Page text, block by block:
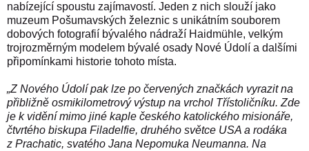
nabízející spoustu zajímavostí. Jeden z nich slouží jako
muzeum Pošumavských železnic s unikátním souborem
dobových fotografií bývalého nádraží Haidmühle, velkým
trojrozměrným modelem bývalé osady Nové Údolí a dalšími
připomínkami historie tohoto místa.
„Z Nového Údolí pak lze po červených značkách vyrazit na
přibližně osmikilometrový výstup na vrchol Třístoličníku. Zde
je k vidění mimo jiné kaple českého katolického misionáře,
čtvrtého biskupa Filadelfie, druhého světce USA a rodáka
z Prachatic, svatého Jana Nepomuka Neumanna. Na